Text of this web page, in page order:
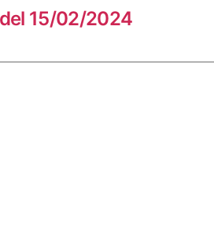
15/02/2024